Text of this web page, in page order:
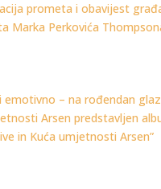
prometa i obavijest
Marka Perkovića
– na rođendan
Arsen predstavljen
in Kuća umjetnosti Arsen”